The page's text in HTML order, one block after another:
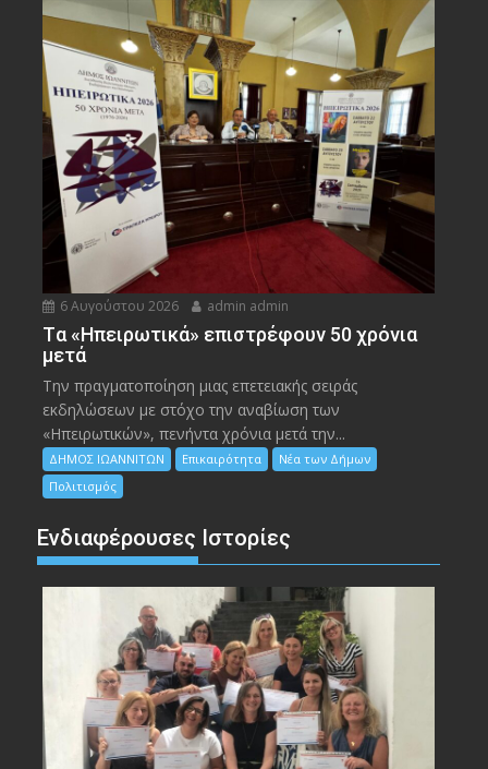
6 Αυγούστου 2026 admin admin
Tα «Ηπειρωτικά» επιστρέφουν 50 χρόνια
μετά
Την πραγματοποίηση μιας επετειακής σειράς
εκδηλώσεων με στόχο την αναβίωση των
«Ηπειρωτικών», πενήντα χρόνια μετά την...
ΔΗΜΟΣ ΙΩΑΝΝΙΤΩΝ Επικαιρότητα
Νέα των Δήμων
Πολιτισμός
Ενδιαφέρουσες Ιστορίες